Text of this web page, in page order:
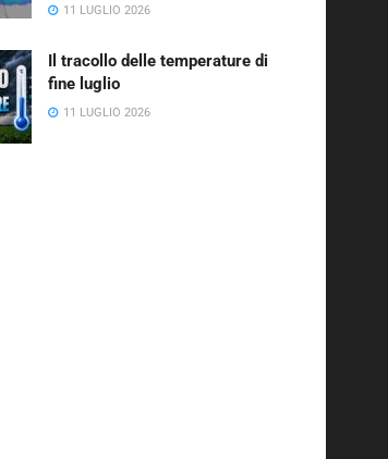
11 LUGLIO 2026
Il tracollo delle temperature di
fine luglio
11 LUGLIO 2026